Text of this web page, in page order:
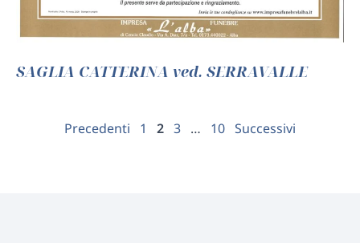
SAGLIA CATTERINA ved. SERRAVALLE
Paginazione
Precedenti 1 2 3 … 10 Successivi